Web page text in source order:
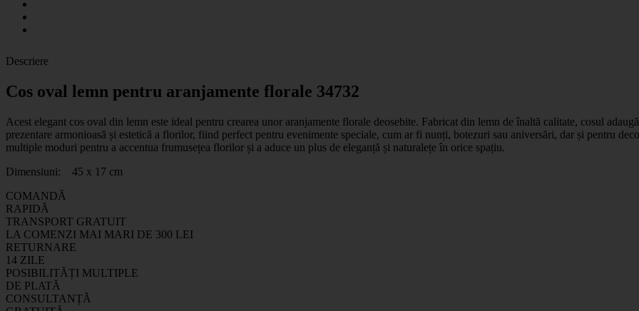
Descriere
Cos oval lemn pentru aranjamente florale 34732
Acest elegant cos oval din lemn este ideal pentru crearea unor aranjamente florale deosebite. Fabricat din lemn de înaltă calitate, cosul
prezentare armonioasă și estetică a florilor, fiind perfect pentru evenimente speciale, cum ar fi nunți, botezuri sau aniversări, dar și pentru
multiple moduri pentru a accentua frumusețea florilor și a aduce un plus de eleganță și naturalețe în orice spațiu.
Dimensiuni: 45 x 17 cm
COMANDĂ
RAPIDĂ
TRANSPORT GRATUIT
LA COMENZI MAI MARI DE 300 LEI
RETURNARE
14 ZILE
POSIBILITĂȚI MULTIPLE
DE PLATĂ
CONSULTANȚĂ